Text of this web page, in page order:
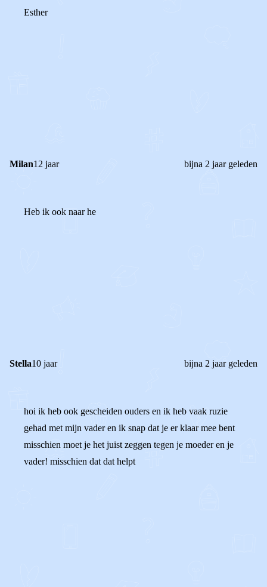
Esther
Milan12 jaar bijna 2 jaar geleden
Heb ik ook naar he
Stella10 jaar bijna 2 jaar geleden
hoi ik heb ook gescheiden ouders en ik heb vaak ruzie
gehad met mijn vader en ik snap dat je er klaar mee bent
misschien moet je het juist zeggen tegen je moeder en je
vader! misschien dat dat helpt